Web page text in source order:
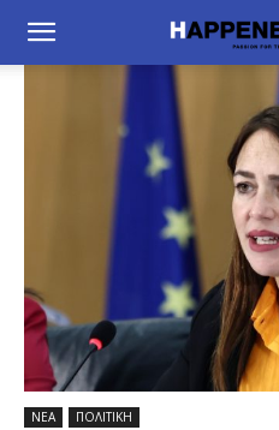
ΝΕΑ ΠΟΛΙΤΙΚΗ